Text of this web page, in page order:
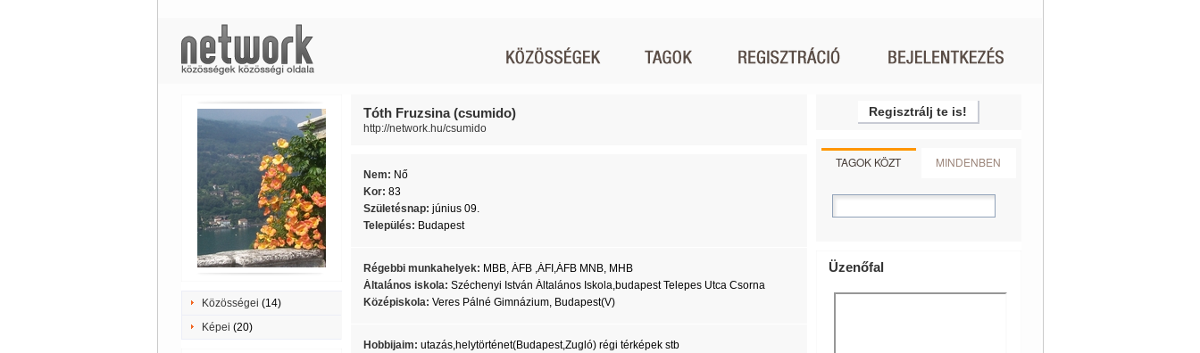
Közösségei (14)
Képei (20)
Tóth Fruzsina (csumido)
http://network.hu/csumido
Nem: Nő
Kor: 83
Születésnap: június 09.
Település: Budapest
Régebbi munkahelyek: MBB, ÁFB ,ÁFI,ÁFB MNB, MHB
Általános iskola: Széchenyi István Általános Iskola,budapest Telepes Utca Csorna
Középiskola: Veres Pálné Gimnázium, Budapest(V)
Hobbijaim: utazás,helytörténet(Budapest,Zugló) régi térképek stb
Regisztrálj te is!
TAGOK KÖZT MINDENBEN
Üzenőfal